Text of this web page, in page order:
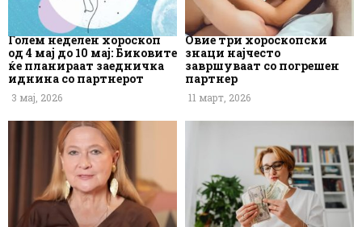
Голем неделен хороскоп
од 4 мај до 10 мај: Биковите
ќе планираат заедничка
иднина со партнерот
3 мај, 2026
Овие три хороскопски
знаци најчесто
завршуваат со погрешен
партнер
11 март, 2026